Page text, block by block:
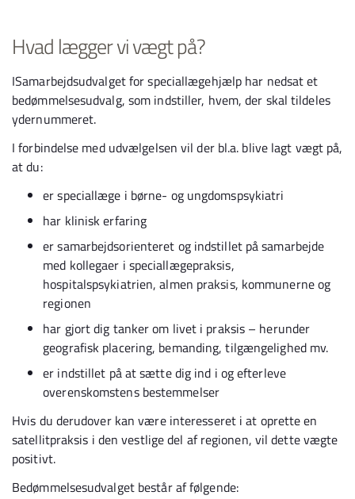
Hvad lægger vi vægt på?
ISamarbejdsudvalget for speciallægehjælp har nedsat et
bedømmelsesudvalg, som indstiller, hvem, der skal tildeles
ydernummeret.
I forbindelse med udvælgelsen vil der bl.a. blive lagt vægt på,
at du:
er speciallæge i børne- og ungdomspsykiatri
har klinisk erfaring
er samarbejdsorienteret og indstillet på samarbejde
med kollegaer i speciallægepraksis,
hospitalspsykiatrien, almen praksis, kommunerne og
regionen
har gjort dig tanker om livet i praksis – herunder
geografisk placering, bemanding, tilgængelighed mv.
er indstillet på at sætte dig ind i og efterleve
overenskomstens bestemmelser
Hvis du derudover kan være interesseret i at oprette en
satellitpraksis i den vestlige del af regionen, vil dette vægte
positivt.
Bedømmelsesudvalget består af følgende: